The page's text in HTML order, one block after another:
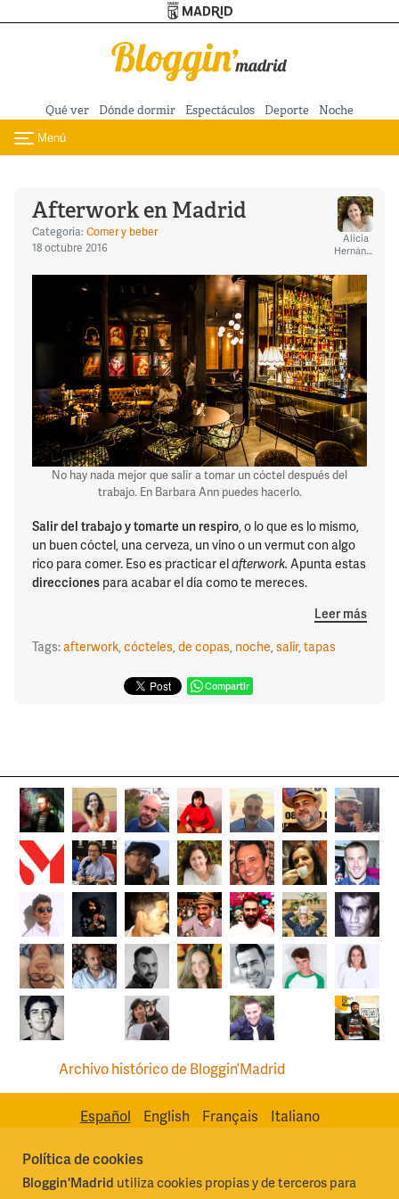
Pasar al contenido principal
Qué ver Dónde dormir Espectáculos Deporte Noche
Toggle navigation
Menú
Afterwork en Madrid
Categoría: Comer y beber
18 octubre 2016
Alicia
Hernández
No hay nada mejor que salir a tomar un cóctel después del
trabajo. En Barbara Ann puedes hacerlo.
Salir del trabajo y tomarte un respiro, o lo que es lo mismo,
un buen cóctel, una cerveza, un vino o un vermut con algo
rico para comer. Eso es practicar elafterwork. Apunta estas
direcciones para acabar el día como te mereces.
Leer más
Tags:afterwork,cócteles,de copas, noche,salir,tapas
Compartir
Archivo histórico de Bloggin’Madrid
Español English Français Italiano
Política de cookies
Bloggin'Madrid utiliza cookies propias y de terceros para